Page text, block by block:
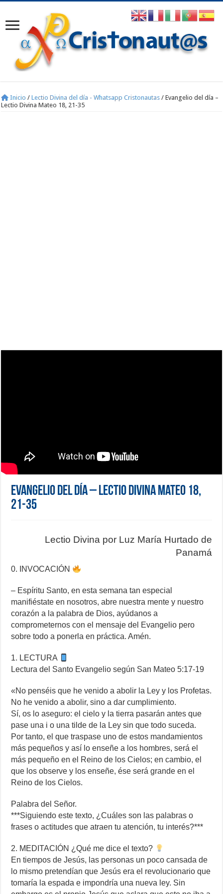
Inicio / Lectio Divina del día - Whatsapp Cristonautas / Evangelio del día –
Lectio Divina Mateo 18, 21-35
Evangelio del día – Lectio Divina Mateo 18,
21-35
Lectio Divina por Luz María Hurtado de
Panamá
0. INVOCACIÓN
– Espíritu Santo, en esta semana tan especial
manifiéstate en nosotros, abre nuestra mente y nuestro
corazón a la palabra de Dios, ayúdanos a
comprometernos con el mensaje del Evangelio pero
sobre todo a ponerla en práctica. Amén.
1. LECTURA
Lectura del Santo Evangelio según San Mateo 5:17-19
«No penséis que he venido a abolir la Ley y los Profetas.
No he venido a abolir, sino a dar cumplimiento.
Sí, os lo aseguro: el cielo y la tierra pasarán antes que
pase una i o una tilde de la Ley sin que todo suceda.
Por tanto, el que traspase uno de estos mandamientos
más pequeños y así lo enseñe a los hombres, será el
más pequeño en el Reino de los Cielos; en cambio, el
que los observe y los enseñe, ése será grande en el
Reino de los Cielos.
Palabra del Señor.
***Siguiendo este texto, ¿Cuáles son las palabras o
frases o actitudes que atraen tu atención, tu interés?***
2. MEDITACIÓN ¿Qué me dice el texto?
En tiempos de Jesús, las personas un poco cansada de
lo mismo pretendían que Jesús era el revolucionario que
tomaría la espada e impondría una nueva ley. Sin